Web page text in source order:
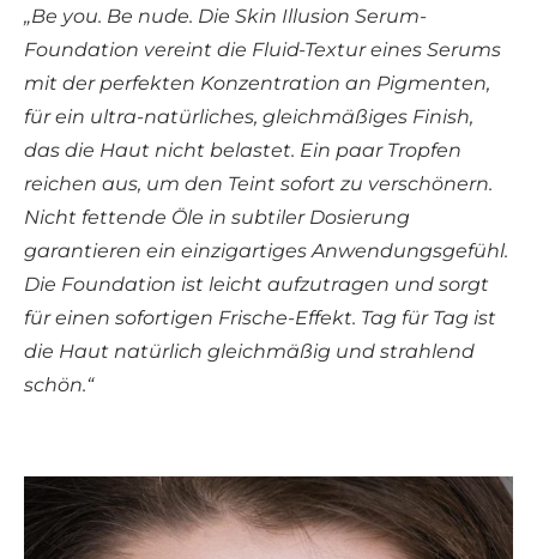
„Be you. Be nude. Die Skin Illusion Serum-
Foundation vereint die Fluid-Textur eines Serums
mit der perfekten Konzentration an Pigmenten,
für ein ultra-natürliches, gleichmäßiges Finish,
das die Haut nicht belastet. Ein paar Tropfen
reichen aus, um den Teint sofort zu verschönern.
Nicht fettende Öle in subtiler Dosierung
garantieren ein einzigartiges Anwendungsgefühl.
Die Foundation ist leicht aufzutragen und sorgt
für einen sofortigen Frische-Effekt. Tag für Tag ist
die Haut natürlich gleichmäßig und strahlend
schön.“